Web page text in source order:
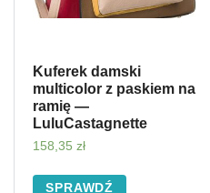
Kuferek damski
multicolor z paskiem na
ramię —
LuluCastagnette
158,35 zł
SPRAWDŹ